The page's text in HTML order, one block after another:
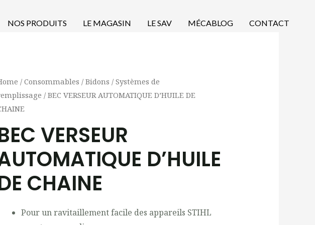
NOS PRODUITS LE MAGASIN LE SAV MÉCABLOG CONTACT
/Consommables /Bidons / Systèmes de
/ BEC VERSEUR AUTOMATIQUE D’HUILE DE
VERSEUR
D’HUILE
CHAINE
Pour un ravitaillement facile des appareils STIHL